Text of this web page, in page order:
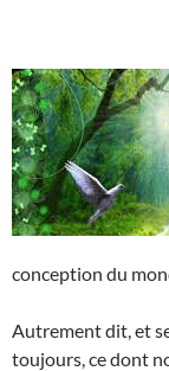
conception du
Autrement dit, et
toujours, ce dont